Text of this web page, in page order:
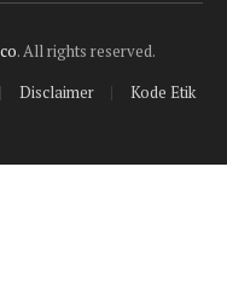
. All rights reserved.
Disclaimer Kode Etik